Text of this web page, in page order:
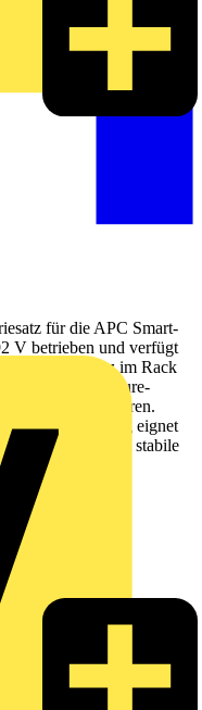
für die APC Smart-
V betrieben und verfügt
der 3 HE Platz im Rack
Blei-Säure-
von 3 bis 5 Jahren.
Leistung eignet
eine stabile